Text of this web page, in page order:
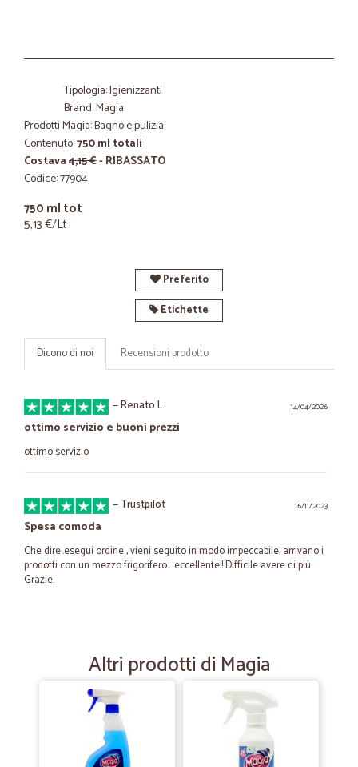
Tipologia: Igienizzanti
Brand: Magia
Prodotti Magia: Bagno e pulizia
Contenuto:750 ml totali
Costava4,15 €- RIBASSATO
Codice: 77904
750 ml tot
5,13 €/Lt
Preferito
Etichette
Dicono di noi Recensioni prodotto
14/04/2026
—Renato L.
ottimo servizio e buoni prezzi
ottimo servizio
16/11/2023
—Trustpilot
Spesa comoda
Che dire..esegui ordine , vieni seguito in modo impeccabile, arrivano i
prodotti con un mezzo frigorifero… eccellente!! Difficile avere di più.
Grazie.
Buoni prezzi e la comodità nel portartela a casa anche per chi ha
problemi nel spostarsi gentilezza e spedizione veloce
—Adriana L.
Altri prodotti di Magia